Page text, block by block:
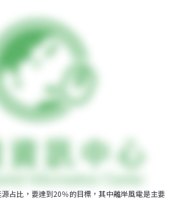
占比，要達到20％的目標，其中離岸風電是主要